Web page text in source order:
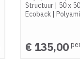
Structuur| 50 x
Ecoback|
€ 135,00